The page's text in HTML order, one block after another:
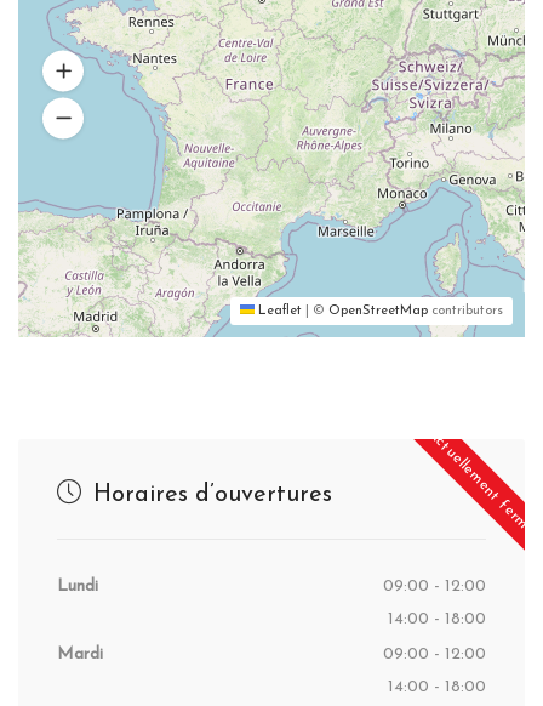
Leaflet © OpenStreetMap contributors
Actuellement fermé
Horaires d’ouvertures
Lundi
09:00 - 12:00
14:00 - 18:00
Mardi
09:00 - 12:00
14:00 - 18:00